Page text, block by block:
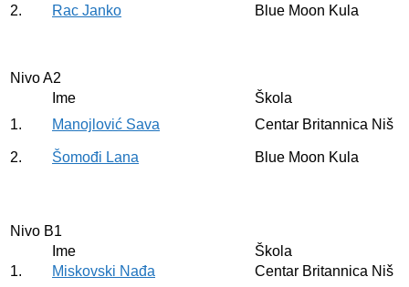
2.
Rac Janko Blue Moon Kula
Nivo A2
Ime
Škola
1.
Manojlović Sava Centar Britannica Niš
2. Šomođi Lana Blue Moon Kula
Nivo B1
Ime
Škola
1.
Miskovski Nađa Centar Britannica Niš